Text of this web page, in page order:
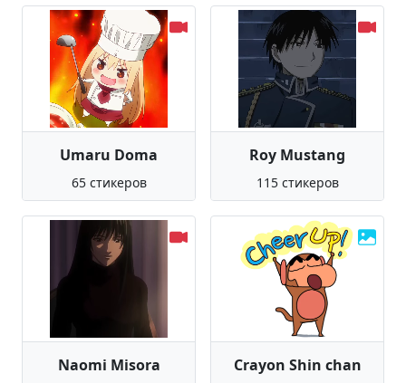
Umaru Doma
65 стикеров
Roy Mustang
115 стикеров
Naomi Misora Crayon Shin chan